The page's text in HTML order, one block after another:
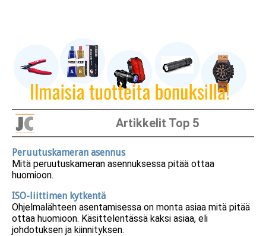
Artikkelit Top 5
Peruutuskameran asennus
Mitä peruutuskameran asennuksessa pitää ottaa
huomioon.
ISO-liittimen kytkentä
Ohjelmalähteen asentamisessa on monta asiaa mitä pitää
ottaa huomioon. Käsittelentässä kaksi asiaa, eli
johdotuksen ja kiinnityksen.